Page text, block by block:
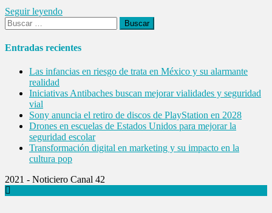
Seguir leyendo
Buscar:
Entradas recientes
Las infancias en riesgo de trata en México y su alarmante
realidad
Iniciativas Antibaches buscan mejorar vialidades y seguridad
vial
Sony anuncia el retiro de discos de PlayStation en 2028
Drones en escuelas de Estados Unidos para mejorar la
seguridad escolar
Transformación digital en marketing y su impacto en la
cultura pop
2021 - Noticiero Canal 42